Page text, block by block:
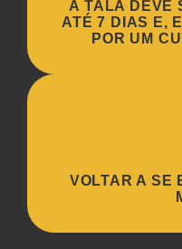
A TALA DEVE
ATÉ 7 DIAS E,
POR UM
VOLTAR A SE